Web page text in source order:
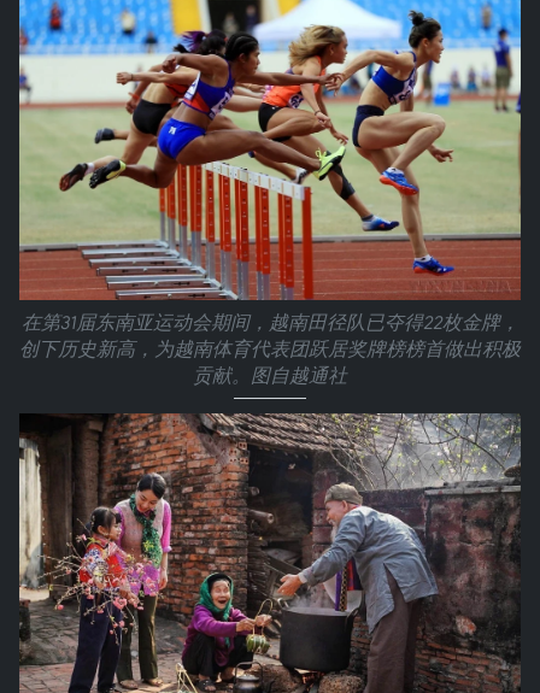
在第31届东南亚运动会期间，越南田径队已夺得22枚金牌，
创下历史新高，为越南体育代表团跃居奖牌榜榜首做出积极
贡献。图自越通社